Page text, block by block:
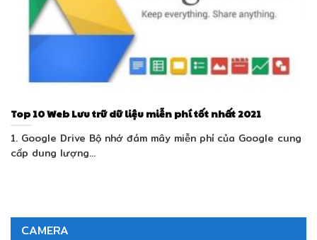
CAMERA
Top 10 Web Lưu trữ dữ liệu miễn phí tốt nhất 2021
1. Google Drive Bộ nhớ đám mây miễn phí của Google cung
cấp dung lượng...